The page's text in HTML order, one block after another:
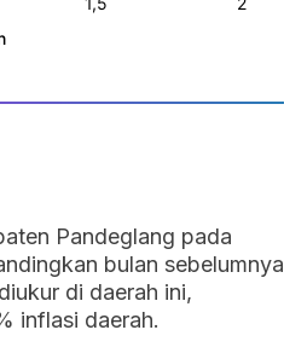
Pandeglang pada
bulan sebelumnya
di daerah ini,
inflasi daerah.